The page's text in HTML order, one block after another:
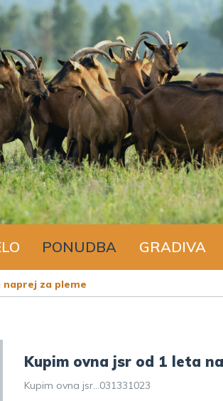
PONUDBA GRADIVA
naprej za pleme
Kupim ovna jsr od 1 leta
Kupim ovna jsr…031331023